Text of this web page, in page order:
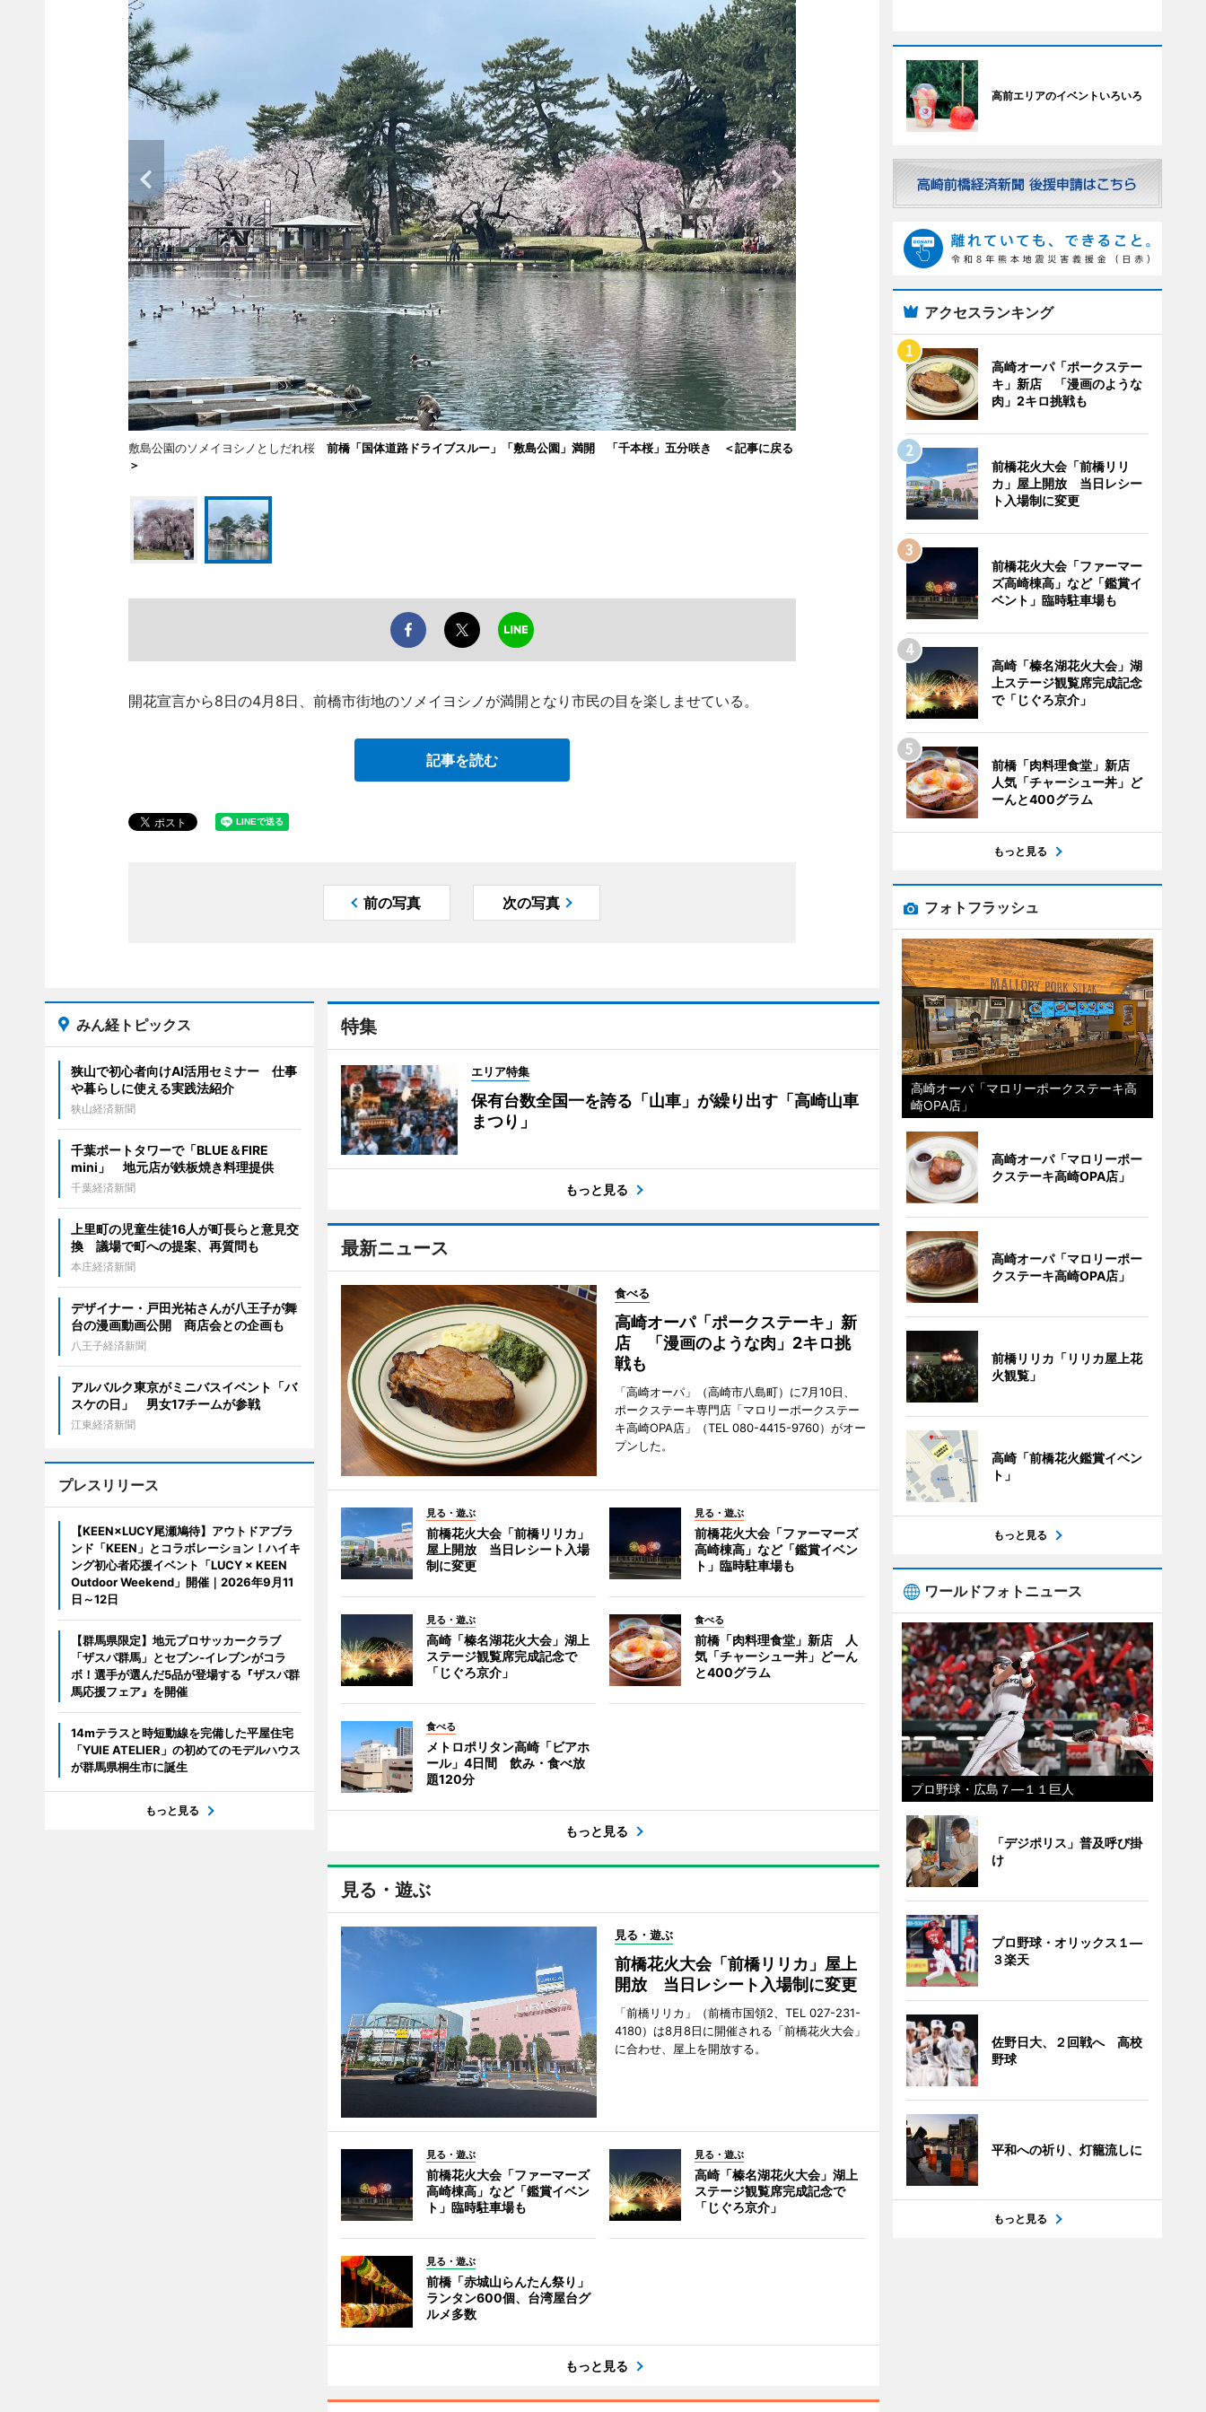
敷島公園のソメイヨシノとしだれ桜 前橋「国体道路ドライブスルー」「敷島公園」満開 「千本桜」五分咲き ＜記事に戻る
＞
開花宣言から8日の4月8日、前橋市街地のソメイヨシノが満開となり市民の目を楽しませている。
記事を読む
前の写真 次の写真
特集
エリア特集
保有台数全国一を誇る「山車」が繰り出す「高崎山車
まつり」
もっと見る
最新ニュース
食べる
高崎オーパ「ポークステーキ」新
店 「漫画のような肉」2キロ挑
戦も
「高崎オーパ」（高崎市八島町）に7月10日、
ポークステーキ専門店「マロリーポークステー
キ高崎OPA店」（TEL 080-4415-9760）がオー
プンした。
見る・遊ぶ
前橋花火大会「前橋リリカ」
屋上開放 当日レシート入場
制に変更
見る・遊ぶ
前橋花火大会「ファーマーズ
高崎棟高」など「鑑賞イベン
ト」臨時駐車場も
見る・遊ぶ
高崎「榛名湖花火大会」湖上
ステージ観覧席完成記念で
「じぐろ京介」
食べる
前橋「肉料理食堂」新店 人
気「チャーシュー丼」どーん
と400グラム
食べる
メトロポリタン高崎「ビアホ
ール」4日間 飲み・食べ放
題120分
もっと見る
見る・遊ぶ
見る・遊ぶ
前橋花火大会「前橋リリカ」屋上
開放 当日レシート入場制に変更
「前橋リリカ」（前橋市国領2、TEL 027-231-
4180）は8月8日に開催される「前橋花火大会」
に合わせ、屋上を開放する。
見る・遊ぶ
前橋花火大会「ファーマーズ
高崎棟高」など「鑑賞イベン
ト」臨時駐車場も
見る・遊ぶ
高崎「榛名湖花火大会」湖上
ステージ観覧席完成記念で
「じぐろ京介」
見る・遊ぶ
前橋「赤城山らんたん祭り」
ランタン600個、台湾屋台グ
ルメ多数
もっと見る
みん経トピックス
狭山で初心者向けAI活用セミナー 仕事
や暮らしに使える実践法紹介
狭山経済新聞
千葉ポートタワーで「BLUE＆FIRE
mini」 地元店が鉄板焼き料理提供
千葉経済新聞
上里町の児童生徒16人が町長らと意見交
換 議場で町への提案、再質問も
本庄経済新聞
デザイナー・戸田光祐さんが八王子が舞
台の漫画動画公開 商店会との企画も
八王子経済新聞
アルバルク東京がミニバスイベント「バ
スケの日」 男女17チームが参戦
江東経済新聞
プレスリリース
【KEEN×LUCY尾瀬鳩待】アウトドアブラ
ンド「KEEN」とコラボレーション！ハイキ
ング初心者応援イベント「LUCY × KEEN
Outdoor Weekend」開催｜2026年9月11
日～12日
【群馬県限定】地元プロサッカークラブ
「ザスパ群馬」とセブン‐イレブンがコラ
ボ！選手が選んだ5品が登場する『ザスパ群
馬応援フェア』を開催
14mテラスと時短動線を完備した平屋住宅
「YUIE ATELIER」の初めてのモデルハウス
が群馬県桐生市に誕生
もっと見る
高前エリアのイベントいろいろ
アクセスランキング
高崎オーパ「ポークステー
キ」新店 「漫画のような
肉」2キロ挑戦も
前橋花火大会「前橋リリ
カ」屋上開放 当日レシー
ト入場制に変更
前橋花火大会「ファーマー
ズ高崎棟高」など「鑑賞イ
ベント」臨時駐車場も
高崎「榛名湖花火大会」湖
上ステージ観覧席完成記念
で「じぐろ京介」
前橋「肉料理食堂」新店
人気「チャーシュー丼」ど
ーんと400グラム
もっと見る
フォトフラッシュ
高崎オーパ「マロリーポークステーキ高
崎OPA店」
高崎オーパ「マロリーポー
クステーキ高崎OPA店」
高崎オーパ「マロリーポー
クステーキ高崎OPA店」
前橋リリカ「リリカ屋上花
火観覧」
高崎「前橋花火鑑賞イベン
ト」
もっと見る
ワールドフォトニュース
プロ野球・広島７―１１巨人
「デジポリス」普及呼び掛
け
プロ野球・オリックス１―
３楽天
佐野日大、２回戦へ 高校
野球
平和への祈り、灯籠流しに
もっと見る